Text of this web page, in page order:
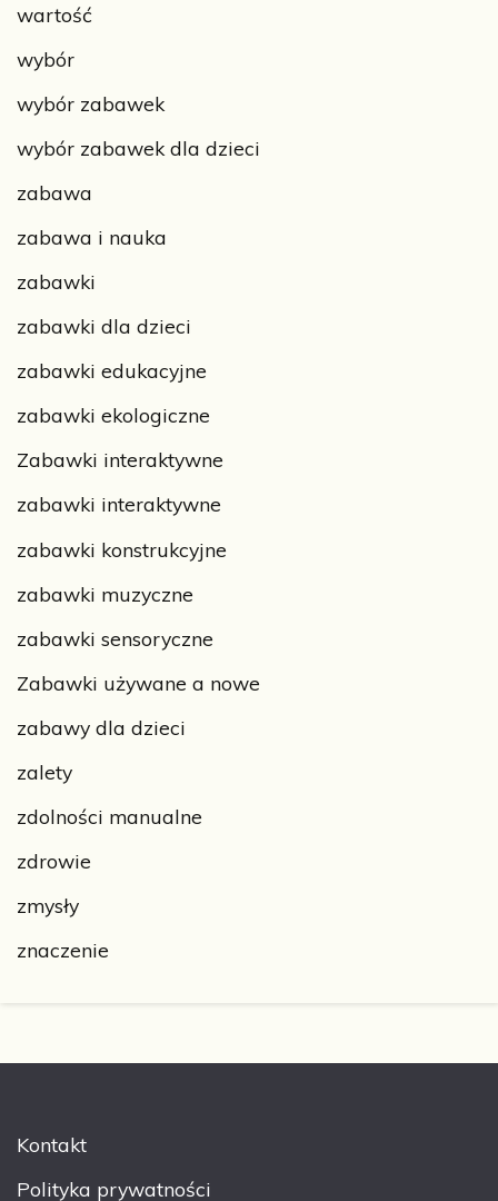
wartość
wybór
wybór zabawek
wybór zabawek dla dzieci
zabawa
zabawa i nauka
zabawki
zabawki dla dzieci
zabawki edukacyjne
zabawki ekologiczne
Zabawki interaktywne
zabawki interaktywne
zabawki konstrukcyjne
zabawki muzyczne
zabawki sensoryczne
Zabawki używane a nowe
zabawy dla dzieci
zalety
zdolności manualne
zdrowie
zmysły
znaczenie
Kontakt
Polityka prywatności